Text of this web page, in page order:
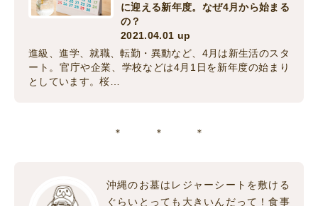
に迎える新年度。なぜ4月から始まる
の？
2021.04.01 up
進級、進学、就職、転勤・異動など、4月は新生活のスタ
ート。官庁や企業、学校などは4月1日を新年度の始まり
としています。桜…
＊ ＊ ＊
沖縄のお墓はレジャーシートを敷ける
ぐらいとっても大きいんだって！食事